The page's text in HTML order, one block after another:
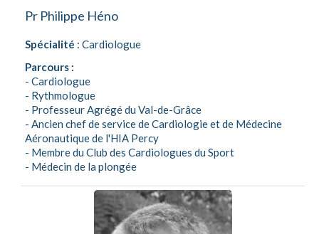
Pr Philippe Héno
Spécialité : Cardiologue
Parcours :
- Cardiologue
- Rythmologue
- Professeur Agrégé du Val-de-Grâce
- Ancien chef de service de Cardiologie et de Médecine
Aéronautique de l'HIA Percy
- Membre du Club des Cardiologues du Sport
- Médecin de la plongée